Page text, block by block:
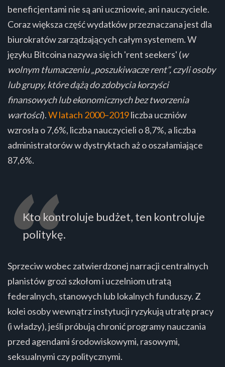
beneficjentami nie są ani uczniowie, ani nauczyciele.
Coraz większa część wydatków przeznaczana jest dla
biurokratów zarządzających całym systemem. W
języku Bitcoina nazywa się ich 'rent seekers' (w
wolnym tłumaczeniu „poszukiwacze rent”, czyli osoby
lub grupy, które dążą do zdobycia korzyści
finansowych lub ekonomicznych bez tworzenia
wartości).W latach 2000–2019liczba uczniów
wzrosła o 7,6%, liczba nauczycieli o 8,7%, a liczba
administratorów w dystryktach aż o oszałamiające
87,6%.
Kto kontroluje budżet, ten kontroluje
politykę.
Sprzeciw wobec zatwierdzonej narracji centralnych
planistów grozi szkołom i uczelniom utratą
federalnych, stanowych lub lokalnych funduszy. Z
kolei osoby wewnątrz instytucji ryzykują utratę pracy
(i władzy), jeśli próbują chronić programy nauczania
przed agendami środowiskowymi, rasowymi,
seksualnymi czy politycznymi.